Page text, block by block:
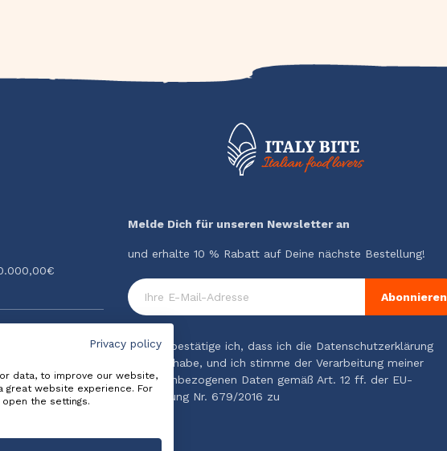
Melde Dich für unseren Newsletter an
und erhalte 10 % Rabatt auf Deine nächste Bestellung!
Abonnieren
Hiermit bestätige ich, dass ich die Datenschutzerklärung
gelesen habe, und ich stimme der Verarbeitung meiner
personenbezogenen Daten gemäß Art. 12 ff. der EU-
Verordnung Nr. 679/2016 zu
Privacy policy
data, to improve our website,
great website experience. For
the settings.